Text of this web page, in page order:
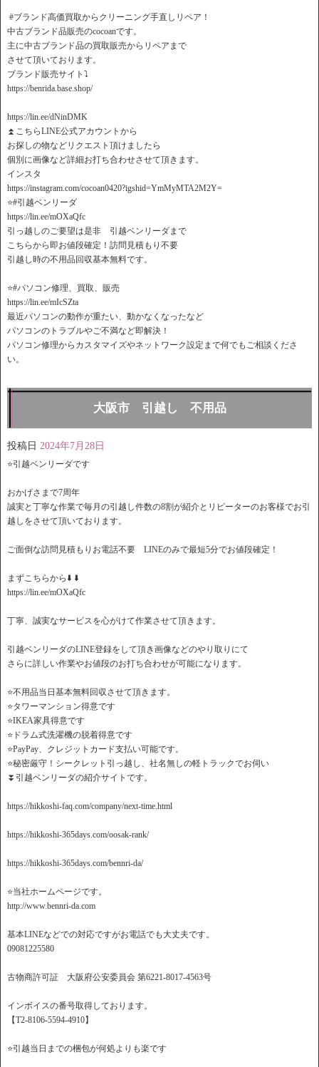
️ #ブランド高価買取からクリーニング手直しリペア！
中古ブランド品販売のcocoanです。
主に中古ブランド品の買取販売からリペアまで
させて頂いております。
ブランド販売サイト⤵️
https://benrida.base.shop/
https://lin.ee/dNinDMK
⏫こちらLINE公式アカウントから
お探しの物などリクエスト頂けましたら
個別に画像など詳細お打ち合わせさせて頂きます。
インスタ
https://instagram.com/cocoan0420?igshid=YmMyMTA2M2Y=
⭐️#引越ベンリーダ
https://lin.ee/mOXaQfc
引っ越しのご要望は是非 引越ベンリーダまで
こちらから即お値段確定！訪問見積もり不要
引越し時の不用品回収基本無料です。
⭐️#パソコン修理、買取、販売
https://lin.ee/mIcSZta
最近パソコンの動作が重たい、動かなくなったなど
パソコンのトラブルやご不満など即解決！
パソコン修理からカスタマイズやネットワーク設定まで何でもご相談くださ
い。
大阪市 引越し 不用品
投稿日 2024年7月28日
⭐️引越ベンリーダです
おかげさまで7周年
誠実と丁寧な作業で毎月の引越し件数の8割が紹介とリピーターのお客様でお引
越しをさせて頂いております。
ご面倒な訪問見積もりお電話不要 LINEのみで最短5分でお値段確定！
️まずこちらから⬇️ ⬇️
https://lin.ee/mOXaQfc
丁寧、誠実なサービスを心がけて作業させて頂きます。
引越ベンリーダのLINE登録をして頂き画像などのやり取りにて
さらに詳しい作業やお値段のお打ち合わせが可能になります。
⭐️不用品当日基本無料回収させて頂きます。
⭐️タワーマンション得意です
⭐️IKEA家具得意です
⭐️ドラム式洗濯機の脱着得意です
⭐️PayPay、クレジットカード支払い可能です。
⭐️秘密厳守！シークレット引っ越し、社名無しの軽トラックでお伺い
⏬引越ベンリーダの紹介サイトです。
https://hikkoshi-faq.com/company/next-time.html
https://hikkoshi-365days.com/oosak-rank/
https://hikkoshi-365days.com/bennri-da/
⭐️当社ホームページです。
http://www.bennri-da.com
基本LINEなどでの対応ですがお電話でも大丈夫です。
09081225580
古物商許可証 大阪府公安委員会 第6221-8017-4563号
インボイスの番号取得しております。
【T2-8106-5594-4910】
⭐️引越当日までの梱包が何処よりも楽です